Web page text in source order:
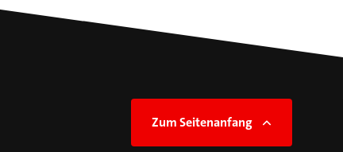
Zum Seitenanfang